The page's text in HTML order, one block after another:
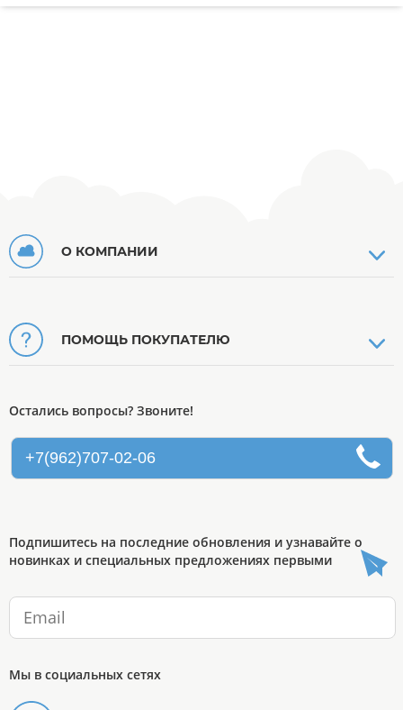
О КОМПАНИИ
ПОМОЩЬ ПОКУПАТЕЛЮ
Остались вопросы? Звоните!
+7(962)707-02-06
Подпишитесь на последние обновления и узнавайте о
новинках и специальных предложениях первыми
Мы в социальных сетях